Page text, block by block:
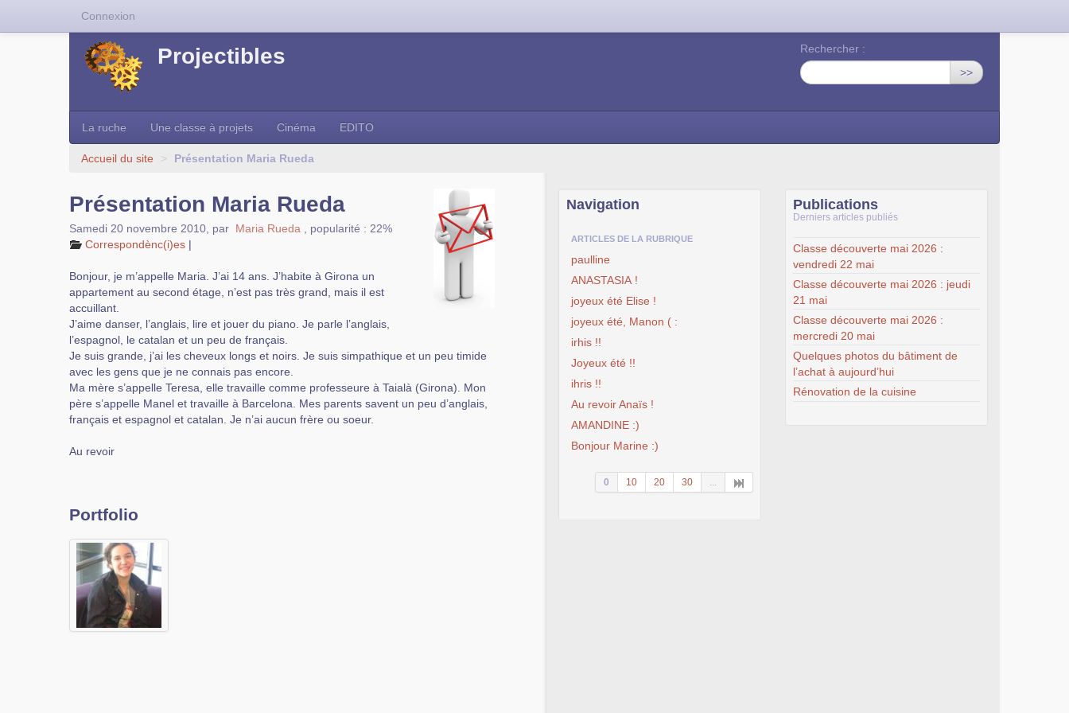
Projectibles
Rechercher :
>>
La ruche Une classe à projets Cinéma EDITO
Accueil du site > Présentation Maria Rueda
Présentation Maria Rueda
Samedi 20 novembre 2010 par Maria Rueda
popularité : 22%
Correspondènc(i)es |
Bonjour, je m’appelle Maria. J’ai 14 ans. J’habite à Girona un
appartement au second étage, n’est pas très grand, mais il est
accuillant.
J’aime danser, l’anglais, lire et jouer du piano. Je parle l’anglais,
l’espagnol, le catalan et un peu de français.
Je suis grande, j’ai les cheveux longs et noirs. Je suis simpathique et un peu timide
avec les gens que je ne connais pas encore.
Ma mère s’appelle Teresa, elle travaille comme professeure à Taialà (Girona). Mon
père s’appelle Manel et travaille à Barcelona. Mes parents savent un peu d’anglais,
français et espagnol et catalan. Je n’ai aucun frère ou soeur.
Au revoir
Portfolio
Navigation
ARTICLES DE LA RUBRIQUE
paulline
ANASTASIA !
joyeux été Elise !
joyeux été, Manon ( :
irhis !!
Joyeux été !!
ihris !!
Au revoir Anaïs !
AMANDINE :)
Bonjour Marine :)
0 10 20 30 ...
Publications
Derniers articles publiés
Classe découverte mai 2026 :
vendredi 22 mai
Classe découverte mai 2026 : jeudi
21 mai
Classe découverte mai 2026 :
mercredi 20 mai
Quelques photos du bâtiment de
l’achat à aujourd’hui
Rénovation de la cuisine
Connexion